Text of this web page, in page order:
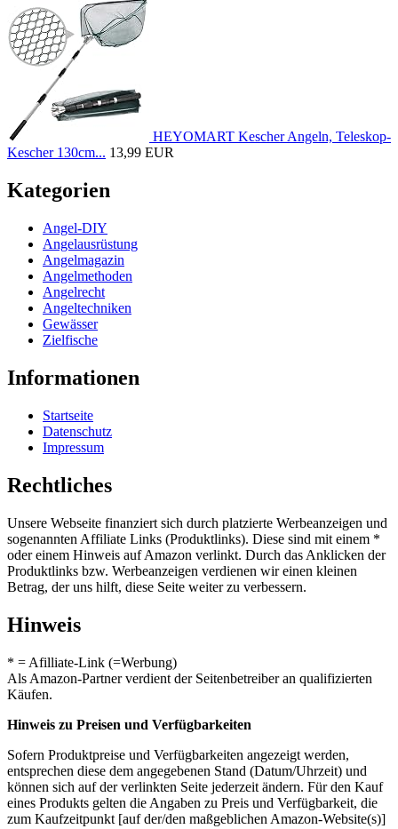
HEYOMART Kescher Angeln, Teleskop-
Kescher 130cm... 13,99 EUR
Kategorien
Angel-DIY
Angelausrüstung
Angelmagazin
Angelmethoden
Angelrecht
Angeltechniken
Gewässer
Zielfische
Informationen
Startseite
Datenschutz
Impressum
Rechtliches
Unsere Webseite finanziert sich durch platzierte Werbeanzeigen und
sogenannten Affiliate Links (Produktlinks). Diese sind mit einem *
oder einem Hinweis auf Amazon verlinkt. Durch das Anklicken der
Produktlinks bzw. Werbeanzeigen verdienen wir einen kleinen
Betrag, der uns hilft, diese Seite weiter zu verbessern.
Hinweis
* = Afilliate-Link (=Werbung)
Als Amazon-Partner verdient der Seitenbetreiber an qualifizierten
Käufen.
Hinweis zu Preisen und Verfügbarkeiten
Sofern Produktpreise und Verfügbarkeiten angezeigt werden,
entsprechen diese dem angegebenen Stand (Datum/Uhrzeit) und
können sich auf der verlinkten Seite jederzeit ändern. Für den Kauf
eines Produkts gelten die Angaben zu Preis und Verfügbarkeit, die
zum Kaufzeitpunkt [auf der/den maßgeblichen Amazon-Website(s)]